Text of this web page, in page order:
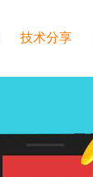
技术分享